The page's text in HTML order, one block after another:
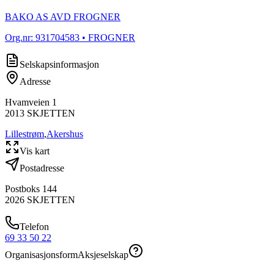
BAKO AS AVD FROGNER
Org.nr: 931704583 • FROGNER
Selskapsinformasjon
Adresse
Hvamveien 1
2013 SKJETTEN
Lillestrøm,Akershus
Vis kart
Postadresse
Postboks 144
2026 SKJETTEN
Telefon
69 33 50 22
OrganisasjonsformAksjeselskap